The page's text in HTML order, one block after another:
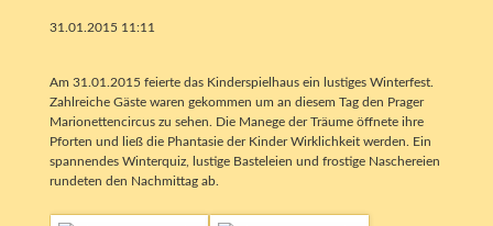
31.01.2015 11:11
Am 31.01.2015 feierte das Kinderspielhaus ein lustiges Winterfest.
Zahlreiche Gäste waren gekommen um an diesem Tag den Prager
Marionettencircus zu sehen. Die Manege der Träume öffnete ihre
Pforten und ließ die Phantasie der Kinder Wirklichkeit werden. Ein
spannendes Winterquiz, lustige Basteleien und frostige Naschereien
rundeten den Nachmittag ab.